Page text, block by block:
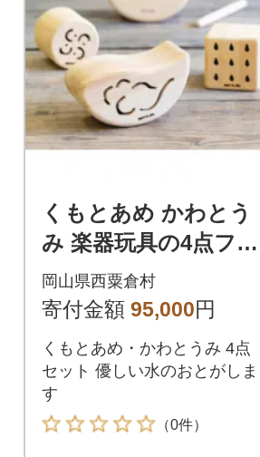
くもとあめ かわとう
み 楽器玩具の4点フル
セット
岡山県西粟倉村
寄付金額 95,000円
くもとあめ・かわとうみ 4点
セット 優しい水のおとがしま
す
（0件）